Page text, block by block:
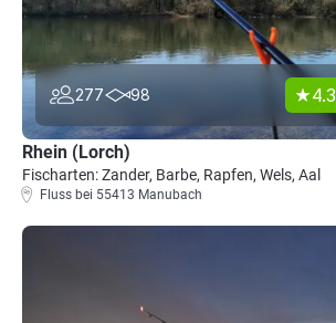
277 98 4.3
Rhein (Lorch)
Fischarten: Zander, Barbe, Rapfen, Wels, Aal
Fluss bei 55413 Manubach